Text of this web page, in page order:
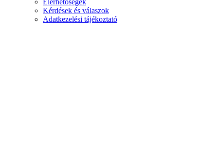
Elérhetőségek
Kérdések és válaszok
Adatkezelési tájékoztató